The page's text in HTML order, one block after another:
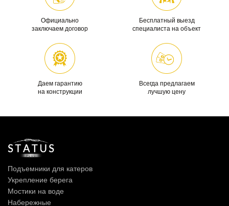
Официально
заключаем договор
Бесплатный выезд
специалиста на объект
Даем гарантию
на конструкции
Всегда предлагаем
лучшую цену
Подъемники для катеров
Укрепление берега
Мостики на воде
Набережные